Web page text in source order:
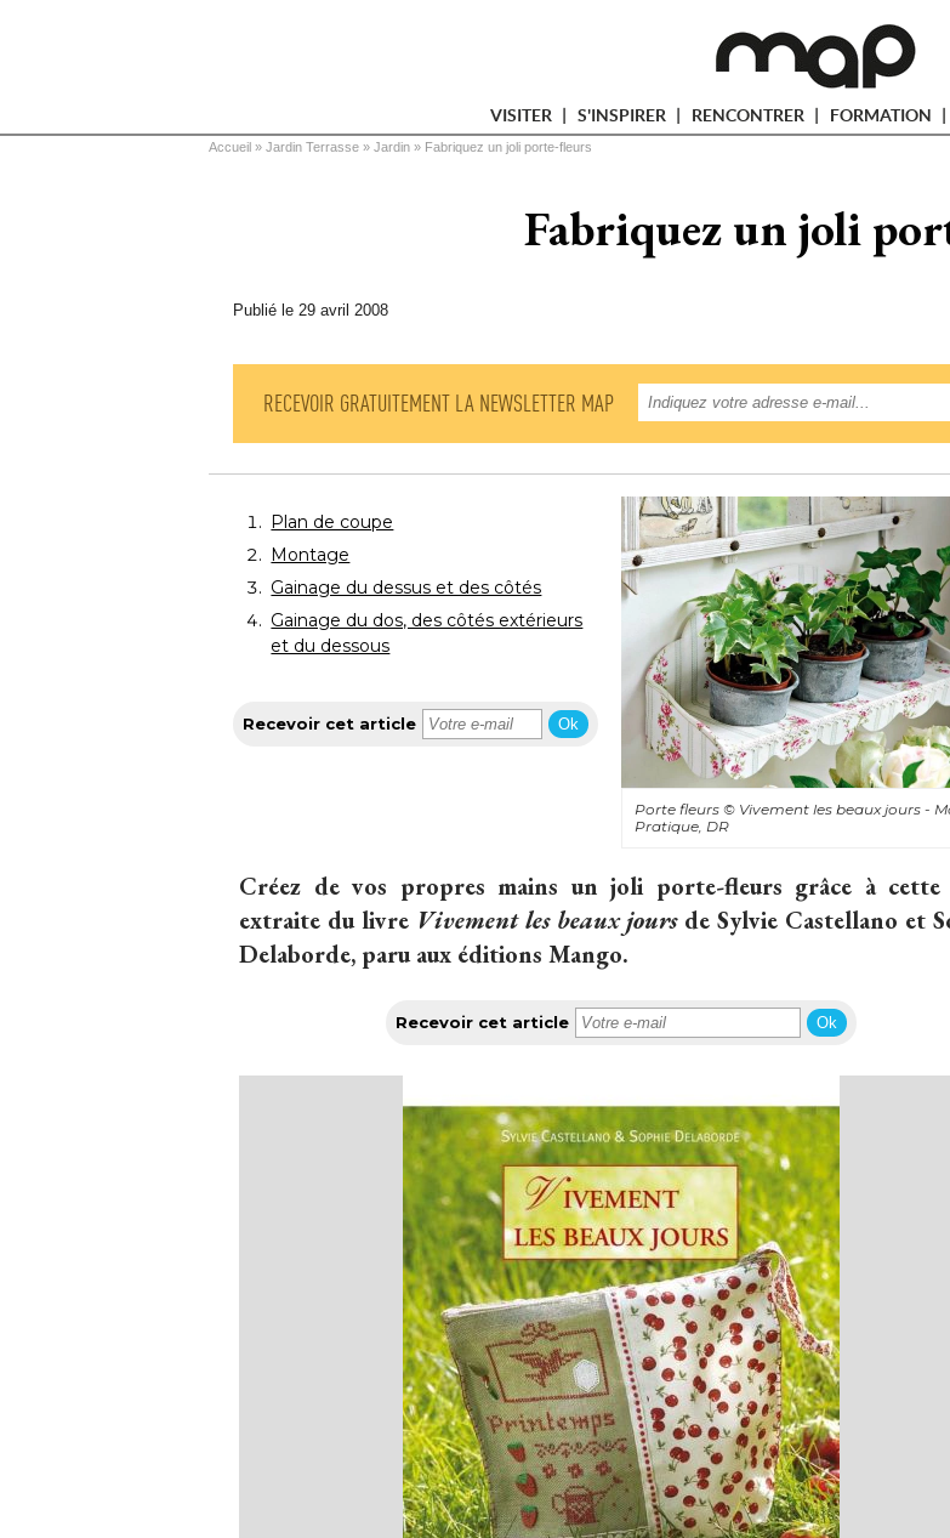
VISITER S'INSPIRER RENCONTRER FORMATION
Vous êtes ici
Accueil » Jardin Terrasse » Jardin » Fabriquez un joli porte-fleurs
Fabriquez un joli
Publié le 29 avril 2008
RECEVOIR GRATUITEMENT LA NEWSLETTER MAP
Porte fleurs © Vivement les beaux jours -
Pratique, DR
Plan de coupe
Montage
Gainage du dessus et des côtés
Gainage du dos, des côtés extérieurs
et du dessous
Recevoir cet article Ok
Créez de vos propres mains un joli porte-fleurs grâce à cette
extraite du livre Vivement les beaux joursde Sylvie Castellano et
Delaborde, paru aux éditions Mango.
Recevoir cet article Ok